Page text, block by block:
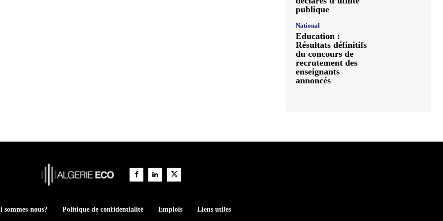
publique
National
Education :
Résultats définitifs
du concours de
recrutement des
enseignants
annoncés
sommes-nous? Politique de confidentialité Emplois Liens utiles